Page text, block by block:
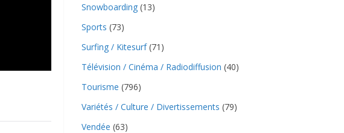
Snowboarding (13)
Sports (73)
Surfing / Kitesurf(71)
Télévision / Cinéma / Radiodiffusion (40)
Tourisme (796)
Variétés / Culture / Divertissements (79)
Vendée (63)